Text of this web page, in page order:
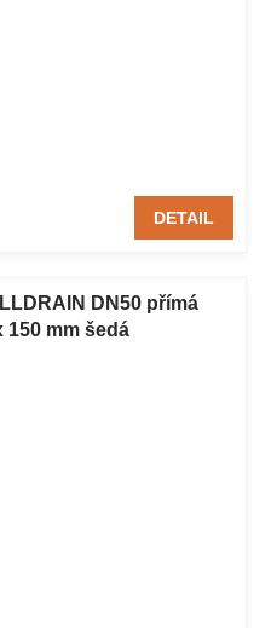
DETAIL
DN50 přímá
150 mm šedá